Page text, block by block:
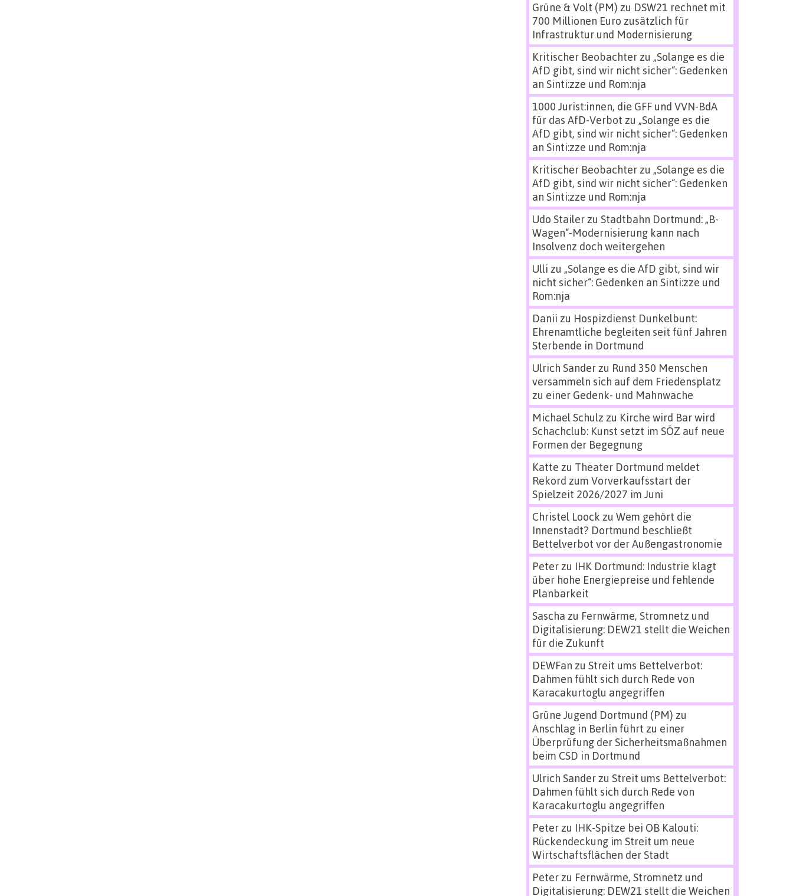
Grüne & Volt (PM) zu DSW21 rechnet mit
700 Millionen Euro zusätzlich für
Infrastruktur und Modernisierung
Kritischer Beobachterzu „Solange es die
AfD gibt, sind wir nicht sicher“: Gedenken
an Sinti:zze und Rom:nja
1000 Jurist:innen, die GFF und VVN-BdA
für das AfD-Verbot zu „Solange es die
AfD gibt, sind wir nicht sicher“: Gedenken
an Sinti:zze und Rom:nja
Kritischer Beobachterzu „Solange es die
AfD gibt, sind wir nicht sicher“: Gedenken
an Sinti:zze und Rom:nja
Udo Stailerzu Stadtbahn Dortmund: „B-
Wagen“-Modernisierung kann nach
Insolvenz doch weitergehen
Ulli zu „Solange es die AfD gibt, sind wir
nicht sicher“: Gedenken an Sinti:zze und
Rom:nja
Danii zu Hospizdienst Dunkelbunt:
Ehrenamtliche begleiten seit fünf Jahren
Sterbende in Dortmund
Ulrich Sanderzu Rund 350 Menschen
versammeln sich auf dem Friedensplatz
zu einer Gedenk- und Mahnwache
Michael Schulz zu Kirche wird Bar wird
Schachclub: Kunst setzt im SÖZ auf neue
Formen der Begegnung
Katte zu Theater Dortmund meldet
Rekord zum Vorverkaufsstart der
Spielzeit 2026/2027 im Juni
Christel Loock zu Wem gehört die
Innenstadt? Dortmund beschließt
Bettelverbot vor der Außengastronomie
Peterzu IHK Dortmund: Industrie klagt
über hohe Energiepreise und fehlende
Planbarkeit
Sascha zu Fernwärme, Stromnetz und
Digitalisierung: DEW21 stellt die Weichen
für die Zukunft
DEWFan zu Streit ums Bettelverbot:
Dahmen fühlt sich durch Rede von
Karacakurtoglu angegriffen
Grüne Jugend Dortmund (PM) zu
Anschlag in Berlin führt zu einer
Überprüfung der Sicherheitsmaßnahmen
beim CSD in Dortmund
Ulrich Sanderzu Streit ums Bettelverbot:
Dahmen fühlt sich durch Rede von
Karacakurtoglu angegriffen
Peterzu IHK-Spitze bei OB Kalouti:
Rückendeckung im Streit um neue
Wirtschaftsflächen der Stadt
Peterzu Fernwärme, Stromnetz und
Digitalisierung: DEW21 stellt die Weichen